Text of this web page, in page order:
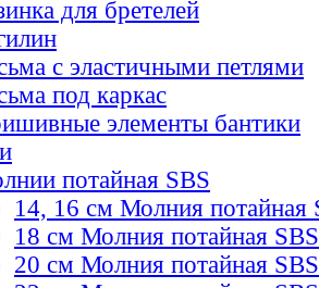
для бретелей
с эластичными петлями
под каркас
элементы бантики
потайная SBS
14, 16 см Молния потайная
18 см Молния потайная SBS
20 см Молния потайная SBS